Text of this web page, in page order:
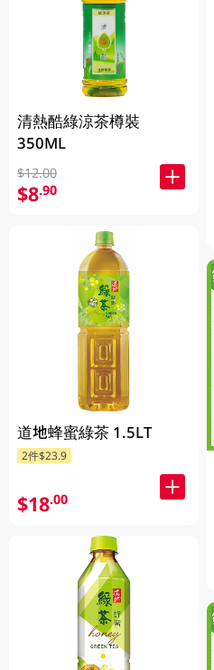
清熱酷綠涼茶樽裝
350ML
$12.00
$8.90
道地蜂蜜綠茶 1.5LT
2件$23.9
$18.00